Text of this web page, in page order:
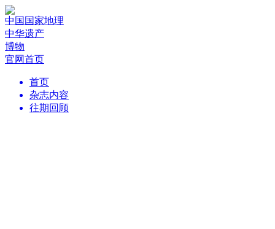
中国国家地理
中华遗产
博物
官网首页
首页
杂志内容
往期回顾